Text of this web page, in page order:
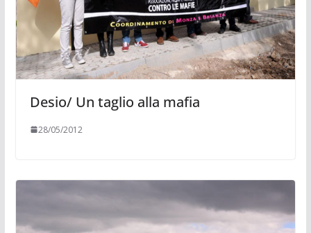
Desio/ Un taglio alla mafia
28/05/2012